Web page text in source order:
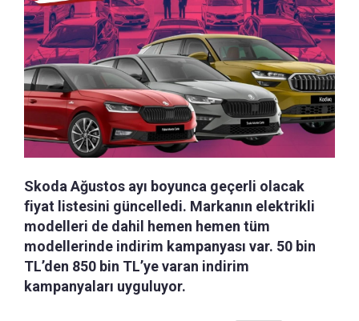
Skoda Ağustos ayı boyunca geçerli olacak
fiyat listesini güncelledi. Markanın elektrikli
modelleri de dahil hemen hemen tüm
modellerinde indirim kampanyası var. 50 bin
TL’den 850 bin TL’ye varan indirim
kampanyaları uyguluyor.